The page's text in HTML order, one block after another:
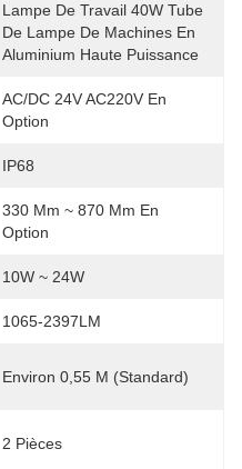
Lampe De Travail 40W Tube
De Lampe De Machines En
Aluminium Haute Puissance
AC/DC 24V AC220V En
Option
IP68
330 Mm ~ 870 Mm En
Option
10W ~ 24W
1065-2397LM
Environ 0,55 M (standard)
2 Pièces